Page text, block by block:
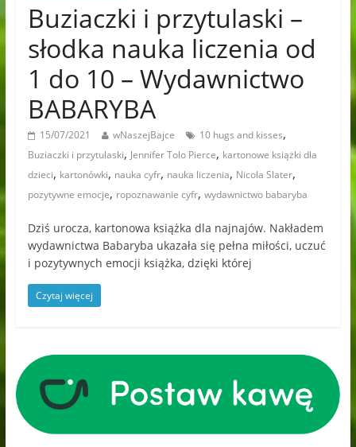
Buziaczki i przytulaski –
słodka nauka liczenia od
1 do 10 – Wydawnictwo
BABARYBA
15/07/2021 wNaszejBajce 10 hugs and kisses,
Buziaczki i przytulaski, Jennifer Tolo Pierce, kartonowe książki dla
dzieci, kartonówki, nauka cyfr, nauka liczenia, Nicola Slater,
pozytywne emocje, ropoznawanie cyfr, wydawnictwo babaryba
Dziś urocza, kartonowa książka dla najnajów. Nakładem
wydawnictwa Babaryba ukazała się pełna miłości, uczuć
i pozytywnych emocji książka, dzięki której
Czytaj więcej